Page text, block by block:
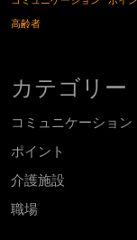
高齢者
カテゴリー
コミュニケーション
ポイント
介護施設
職場